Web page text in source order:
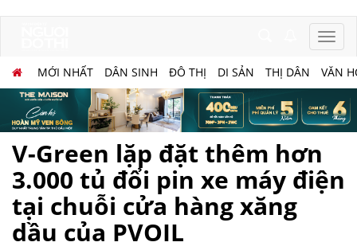
MỚI NHẤT DÂN SINH ĐÔ THỊ DI SẢN THỊ DÂN VĂN
V-Green lặp đặt thêm hơn
3.000 tủ đổi pin xe máy điện
tại chuỗi cửa hàng xăng
dầu của PVOIL